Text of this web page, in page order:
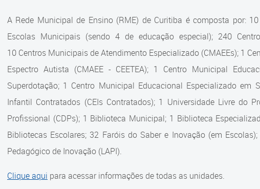
A Rede Municipal de Ensino (RME) de Curitiba é composta por:
Escolas Municipais (sendo 4 de educação especial); 240
10 Centros Municipais de Atendimento Especializado (CMAEEs); 1
Espectro Autista (CMAEE - CEETEA); 1 Centro Municipal
Superdotação; 1 Centro Municipal Educacional Especializado em
Infantil Contratados (CEIs Contratados); 1 Universidade Livre do
Profissional (CDPs); 1 Biblioteca Municipal; 1 Biblioteca
Bibliotecas Escolares; 32 Faróis do Saber e Inovação (em
Pedagógico de Inovação (LAPI).
Clique aqui para acessar informações de todas as unidades.